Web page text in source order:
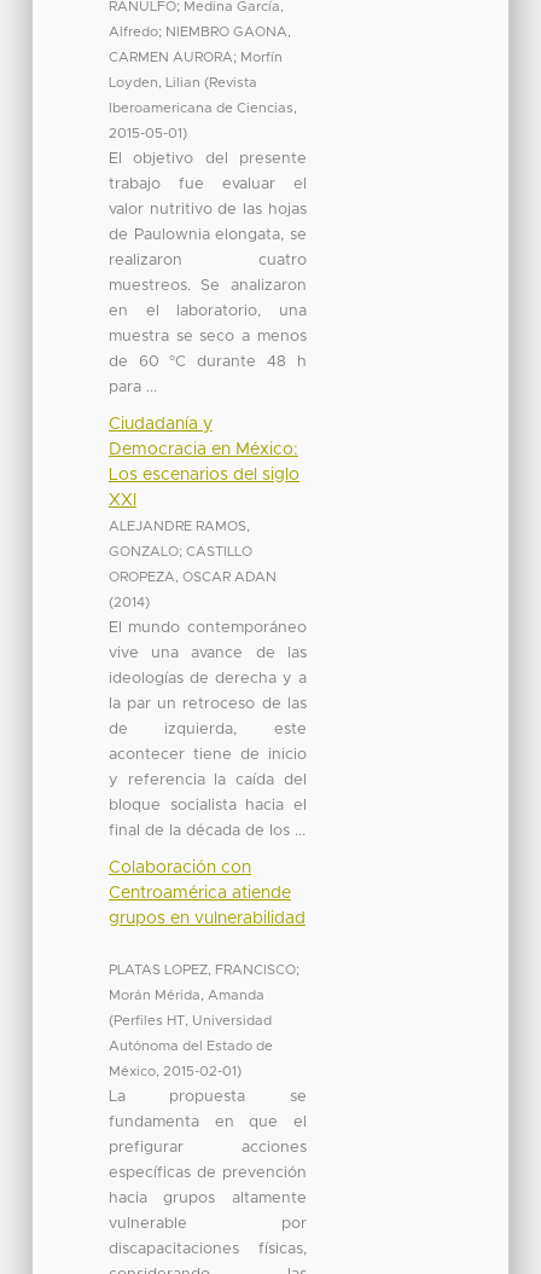
RANULFO; Medina García,
Alfredo; NIEMBRO GAONA,
CARMEN AURORA; Morfín
Loyden, Lilian (Revista
Iberoamericana de Ciencias
2015-05-01)
El objetivo del presente
trabajo fue evaluar el
valor nutritivo de las hojas
de Paulownia elongata, se
realizaron cuatro
muestreos. Se analizaron
en el laboratorio, una
muestra se seco a menos
de 60 °C durante 48 h
para ...
Ciudadanía y
Democracia en México:
Los escenarios del siglo
XXI
ALEJANDRE RAMOS,
GONZALO; CASTILLO
OROPEZA, OSCAR ADAN
(2014)
El mundo contemporáneo
vive una avance de las
ideologías de derecha y a
la par un retroceso de las
de izquierda, este
acontecer tiene de inicio
y referencia la caída del
bloque socialista hacia el
final de la década de los ...
Colaboración con
Centroamérica atiende
grupos en vulnerabilidad
PLATAS LOPEZ, FRANCISCO;
Morán Mérida, Amanda
(Perfiles HT, Universidad
Autónoma del Estado de
México, 2015-02-01)
La propuesta se
fundamenta en que el
prefigurar acciones
específicas de prevención
hacia grupos altamente
vulnerable por
discapacitaciones físicas,